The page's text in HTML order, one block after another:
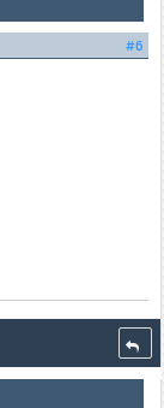
#6